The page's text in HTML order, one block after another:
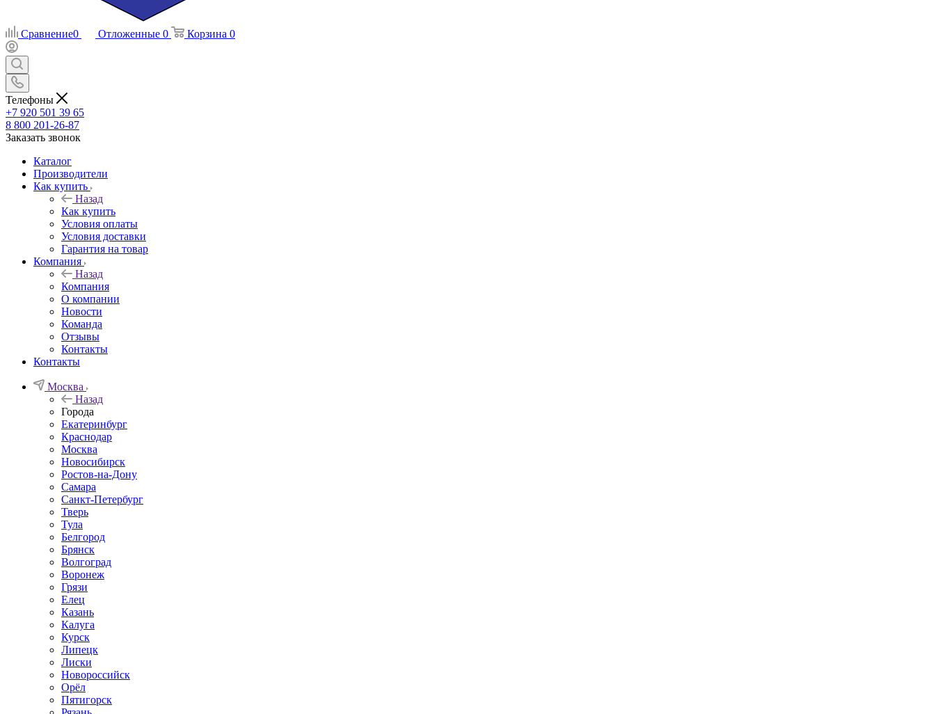
Сравнение0 Отложенные 0 Корзина 0
Телефоны
+7 920 501 39 65
8 800 201-26-87
Заказать звонок
Каталог
Производители
Как купить
Назад
Как купить
Условия оплаты
Условия доставки
Гарантия на товар
Компания
Назад
Компания
О компании
Новости
Команда
Отзывы
Контакты
Контакты
Москва
Назад
Города
Екатеринбург
Краснодар
Москва
Новосибирск
Ростов-на-Дону
Самара
Санкт-Петербург
Тверь
Тула
Белгород
Брянск
Волгоград
Воронеж
Грязи
Елец
Казань
Калуга
Курск
Липецк
Лиски
Новороссийск
Орёл
Пятигорск